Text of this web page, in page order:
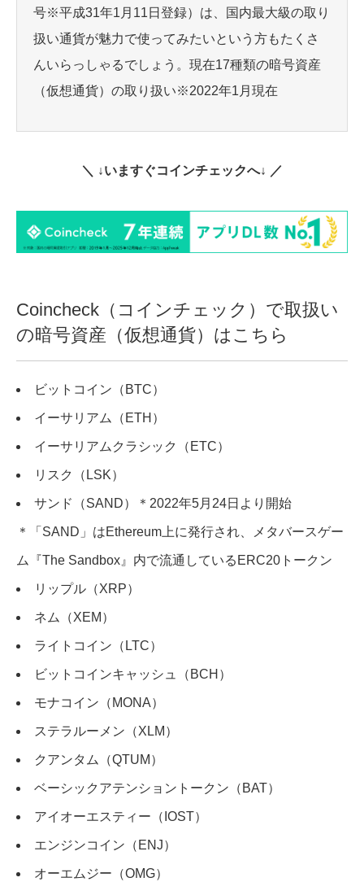
号※平成31年1月11日登録）は、国内最大級の取り
扱い通貨が魅力で使ってみたいという方もたくさ
んいらっしゃるでしょう。現在17種類の暗号資産
（仮想通貨）の取り扱い※2022年1月現在
＼ ↓いますぐコインチェックへ↓ ／
Coincheck（コインチェック）で取扱い
の暗号資産（仮想通貨）はこちら
ビットコイン（BTC）
イーサリアム（ETH）
イーサリアムクラシック（ETC）
リスク（LSK）
サンド（SAND）＊2022年5月24日より開始
＊「SAND」はEthereum上に発行され、メタバースゲー
ム『The Sandbox』内で流通しているERC20トークン
リップル（XRP）
ネム（XEM）
ライトコイン（LTC）
ビットコインキャッシュ（BCH）
モナコイン（MONA）
ステラルーメン（XLM）
クアンタム（QTUM）
ベーシックアテンショントークン（BAT）
アイオーエスティー（IOST）
エンジンコイン（ENJ）
オーエムジー（OMG）